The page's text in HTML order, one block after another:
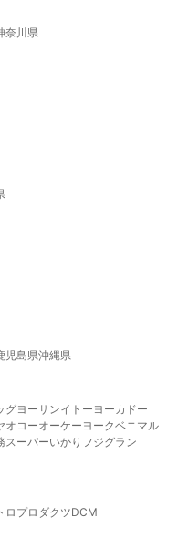
奈川県
児島県沖縄県
グヨーサンイトーヨーカドー
オコーオーケー ヨークベニマル
スーパーいかり フジグラン
ロプロダクツDCM